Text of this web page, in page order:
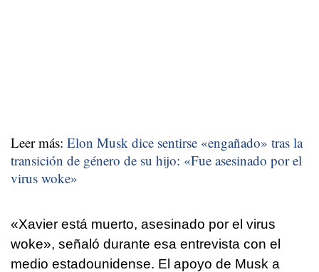
Leer más: Elon Musk dice sentirse «engañado» tras la
transición de género de su hijo: «Fue asesinado por el
virus woke»
«Xavier está muerto, asesinado por el virus
woke», señaló durante esa entrevista con el
medio estadounidense. El apoyo de Musk a